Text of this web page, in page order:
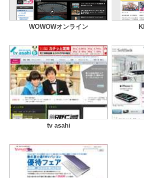
WOWOWオンライン
tv asahi